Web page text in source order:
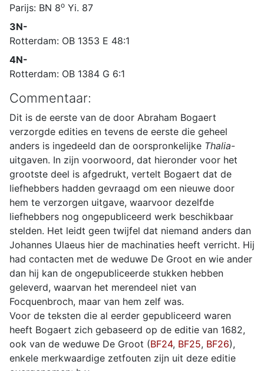
Parijs: BN 8o Yi. 87
3N-
Rotterdam: OB 1353 E 48:1
4N-
Rotterdam: OB 1384 G 6:1
Commentaar:
Dit is de eerste van de door Abraham Bogaert
verzorgde edities en tevens de eerste die geheel
anders is ingedeeld dan de oorspronkelijke Thalia-
uitgaven. In zijn voorwoord, dat hieronder voor het
grootste deel is afgedrukt, vertelt Bogaert dat de
liefhebbers hadden gevraagd om een nieuwe door
hem te verzorgen uitgave, waarvoor dezelfde
liefhebbers nog ongepubliceerd werk beschikbaar
stelden. Het leidt geen twijfel dat niemand anders dan
Johannes Ulaeus hier de machinaties heeft verricht. Hij
had contacten met de weduwe De Groot en wie ander
dan hij kan de ongepubliceerde stukken hebben
geleverd, waarvan het merendeel niet van
Focquenbroch, maar van hem zelf was.
Voor de teksten die al eerder gepubliceerd waren
heeft Bogaert zich gebaseerd op de editie van 1682,
ook van de weduwe De Groot (BF24, BF25, BF26),
enkele merkwaardige zetfouten zijn uit deze editie